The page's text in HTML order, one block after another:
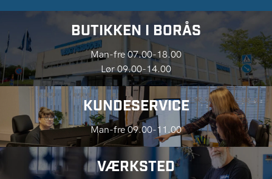
BUTIKKEN I BORÅS
Man-fre 07.00-18.00
Lør 09.00-14.00
KUNDESERVICE
Man-fre 09.00-11.00
VÆRKSTED